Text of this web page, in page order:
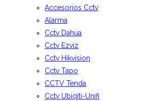
Accesorios Cctv
Alarma
Cctv Dahua
Cctv Ezviz
Cctv Hikvision
Cctv Tapo
CCTV Tenda
Cctv Ubiqiti-Unifi